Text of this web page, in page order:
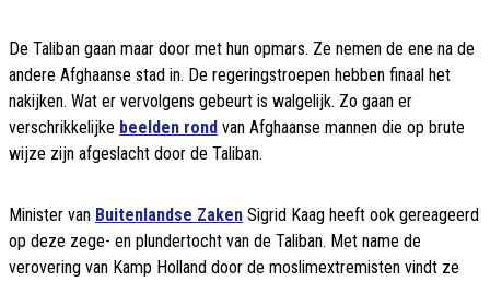
De Taliban gaan maar door met hun opmars. Ze nemen de ene na de
andere Afghaanse stad in. De regeringstroepen hebben finaal het
nakijken. Wat er vervolgens gebeurt is walgelijk. Zo gaan er
verschrikkelijke beelden rond van Afghaanse mannen die op brute
wijze zijn afgeslacht door de Taliban.
Minister van Buitenlandse Zaken Sigrid Kaag heeft ook gereageerd
op deze zege- en plundertocht van de Taliban. Met name de
verovering van Kamp Holland door de moslimextremisten vindt ze